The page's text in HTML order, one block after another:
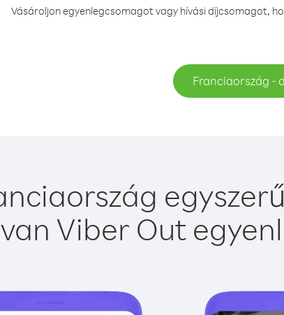
Vásároljon egyenlegcsomagot vagy hívási díjcsomagot,
Franciaország -
Viber Out